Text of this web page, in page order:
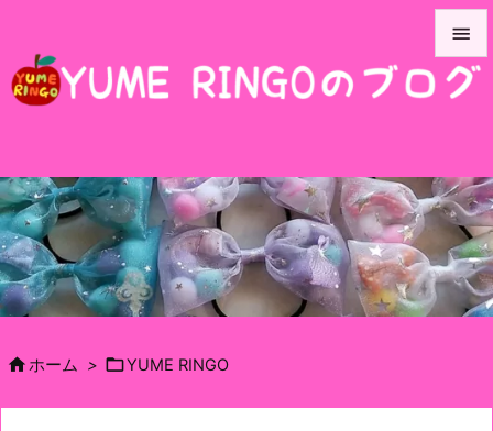



前へ

次へ

ホーム > YUME RINGO